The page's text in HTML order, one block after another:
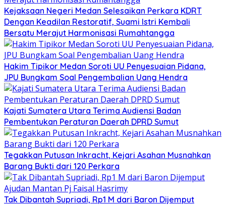
Kejaksaan Negeri Medan Selesaikan Perkara KDRT
Dengan Keadilan Restoratif, Suami Istri Kembali
Bersatu Merajut Harmonisasi Rumahtangga
Hakim Tipikor Medan Soroti UU Penyesuaian Pidana,
JPU Bungkam Soal Pengembalian Uang Hendra
Kajati Sumatera Utara Terima Audiensi Badan
Pembentukan Peraturan Daerah DPRD Sumut
Tegakkan Putusan Inkracht, Kejari Asahan Musnahkan
Barang Bukti dari 120 Perkara
Tak Dibantah Supriadi, Rp1 M dari Baron Dijemput